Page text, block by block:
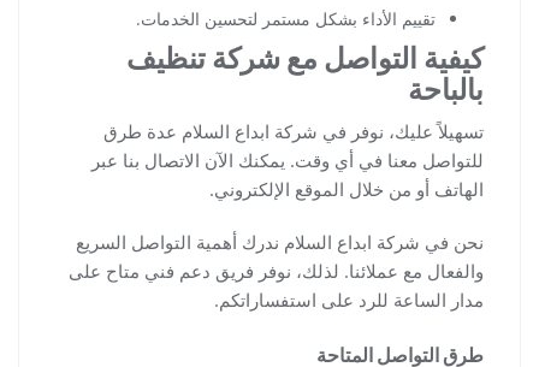
تقييم الأداء بشكل مستمر لتحسين الخدمات.
كيفية التواصل مع شركة تنظيف
بالباحة
تسهيلاً عليك، نوفر في شركة ابداع السلام عدة طرق
للتواصل معنا في أي وقت. يمكنك الآن الاتصال بنا عبر
الهاتف أو من خلال الموقع الإلكتروني.
نحن في شركة ابداع السلام ندرك أهمية التواصل السريع
والفعال مع عملائنا. لذلك، نوفر فريق دعم فني متاح على
مدار الساعة للرد على استفساراتكم.
طرق التواصل المتاحة